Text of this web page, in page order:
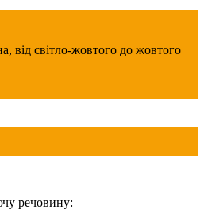
від світло-жовтого до жовтого
речовину: